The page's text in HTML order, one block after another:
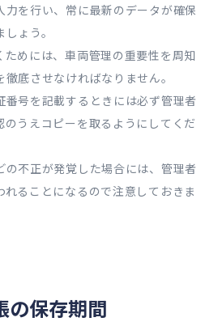
を行い、常に最新のデータが確保
ょう。
めには、車両管理の重要性を周知
底させなければなりません。
番号を記載するときには必ず管理者
のうえコピーを取るようにしてくだ
不正が発覚した場合には、管理者
ることになるので注意しておきま
の保存期間